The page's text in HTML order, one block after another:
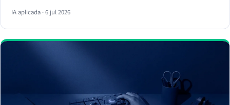
información citable, ganarte autoridad de terceros y demostrar
experiencia real. Empieza hoy, porque la IA ya decide a quién
nombrar y a quién ignorar.
IA aplicada · 6 jul 2026